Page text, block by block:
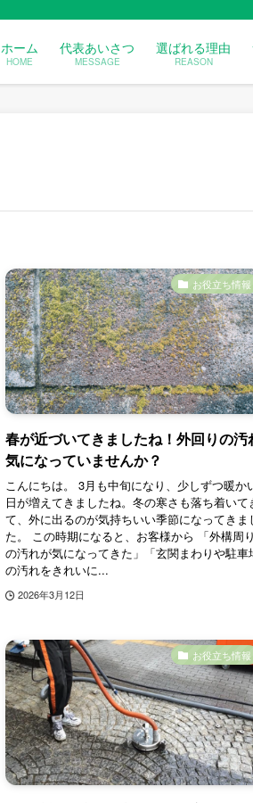
ホーム
HOME
代表あいさつ
MESSAGE
選ばれる理由
REASON
お役立ち情報
春が近づいてきましたね！外回りの汚
気になっていませんか？
こんにちは。 3月も中旬になり、少しずつ暖か
日が増えてきましたね。冬の寒さも落ち着いて
て、外に出るのが気持ちいい季節になってきま
た。 この時期になると、お客様から 「外構周り
の汚れが気になってきた」「玄関まわりや駐車
の汚れをきれいに...
2026年3月12日
お役立ち情報